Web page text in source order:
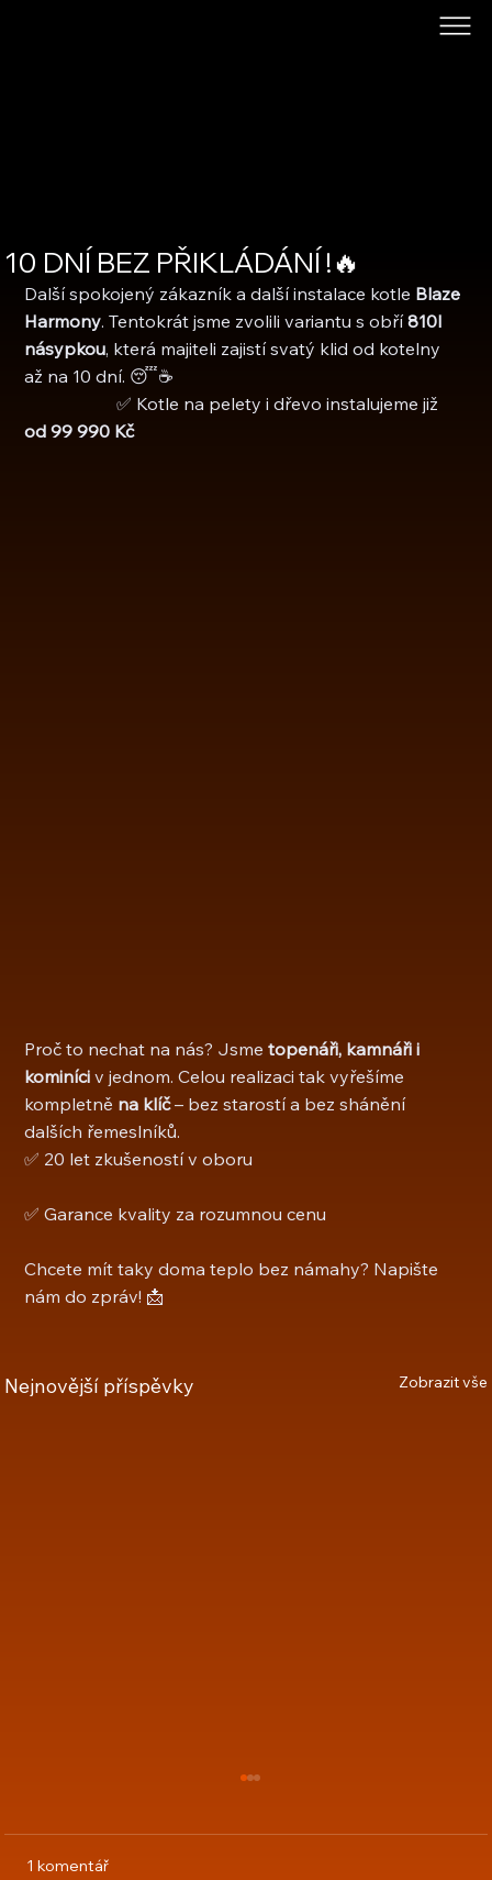
10 DNÍ BEZ PŘIKLÁDÁNÍ !🔥
Další spokojený zákazník a další instalace kotle Blaze
Harmony. Tentokrát jsme zvolili variantu s obří 810l
násypkou, která majiteli zajistí svatý klid od kotelny
až na 10 dní. 😴☕
                     ✅ Kotle na pelety i dřevo instalujeme již
od 99 990 Kč
Proč to nechat na nás? Jsme topenáři, kamnáři i
kominíci v jednom. Celou realizaci tak vyřešíme
kompletně na klíč – bez starostí a bez shánění
dalších řemeslníků.
✅ 20 let zkušeností v oboru
✅ Garance kvality za rozumnou cenu
Chcete mít taky doma teplo bez námahy? Napište
nám do zpráv! 📩
Nejnovější příspěvky Zobrazit vše
1 komentář